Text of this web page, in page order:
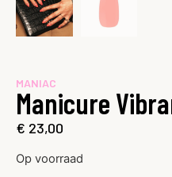
MANIAC
Manicure
€ 23,00
Op voorraad